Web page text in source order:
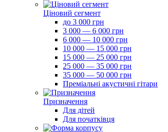
Ціновий сегмент
до 3 000 грн
3 000 — 6 000 грн
6 000 — 10 000 грн
10 000 — 15 000 грн
15 000 — 25 000 грн
25 000 — 35 000 грн
35 000 — 50 000 грн
Преміальні акустичні гітари
Призначення
Для дітей
Для початківця